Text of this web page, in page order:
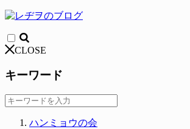
CLOSE
キーワード
ハンミョウの会